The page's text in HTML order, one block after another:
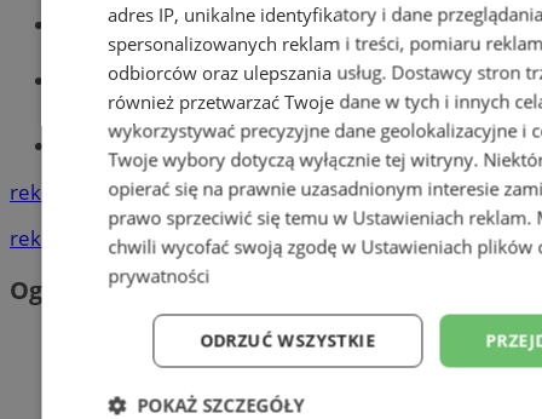
Wiadomości kryminalne w Orzeszu
Wiadomości lokalne
Tworzenie stron www - Orzesze
reklama
reklama
Ogłoszenia
adres IP, unikalne identyfikatory i dane
spersonalizowanych reklam i treści, pomiaru
odbiorców oraz ulepszania usług. Dostawcy stron
również przetwarzać Twoje dane w tych i innych
wykorzystywać precyzyjne dane geolokalizacyjne i
Twoje wybory dotyczą wyłącznie tej witryny.
opierać się na prawnie uzasadnionym interesie
prawo sprzeciwić się temu w Ustawieniach reklam.
chwili wycofać swoją zgodę w Ustawieniach plików
prywatności
ODRZUĆ WSZYSTKIE
POKAŻ SZCZEGÓŁY